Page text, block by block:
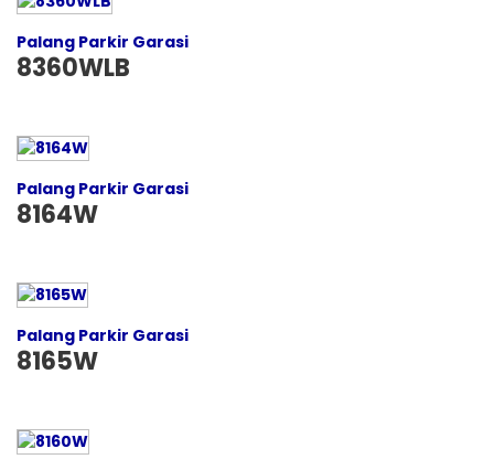
Palang Parkir Garasi
8360WLB
Palang Parkir Garasi
8164W
Palang Parkir Garasi
8165W